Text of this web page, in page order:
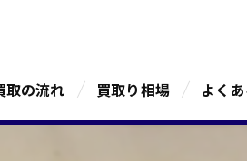
取の流れ 買取り相場 よく